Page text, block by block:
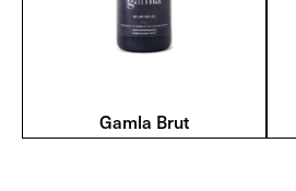
Gamla Brut